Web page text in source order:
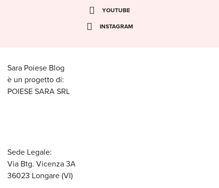
YOUTUBE
INSTAGRAM
Sara Poiese Blog
è un progetto di:
POIESE SARA SRL
Sede Legale:
Via Btg. Vicenza 3A
36023 Longare (VI)